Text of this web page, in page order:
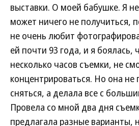
выставки. О моей бабушке. Я
может ничего не получиться,
не очень любит
ей почти 93 года, и я боялась,
несколько часов съемки, не
концентрироваться. Но она не
сняться, а делала все с
Провела со мной два дня
предлагала разные варианты,